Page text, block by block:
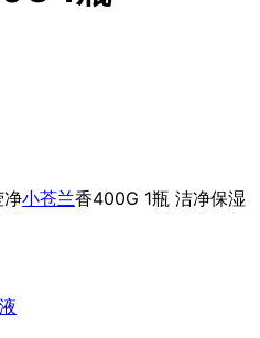
净小苍兰香400G 1瓶 洁净保湿